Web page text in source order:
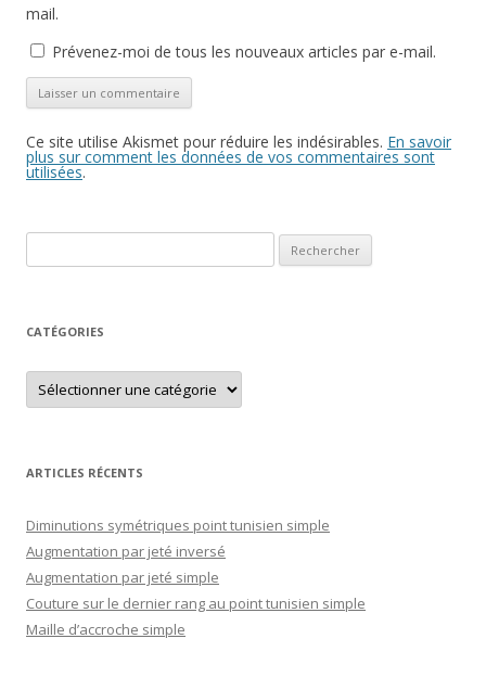
mail.
Prévenez-moi de tous les nouveaux articles par e-mail.
Ce site utilise Akismet pour réduire les indésirables. En savoir
plus sur comment les données de vos commentaires sont
utilisées.
CATÉGORIES
Catégories
ARTICLES RÉCENTS
Diminutions symétriques point tunisien simple
Augmentation par jeté inversé
Augmentation par jeté simple
Couture sur le dernier rang au point tunisien simple
Maille d’accroche simple